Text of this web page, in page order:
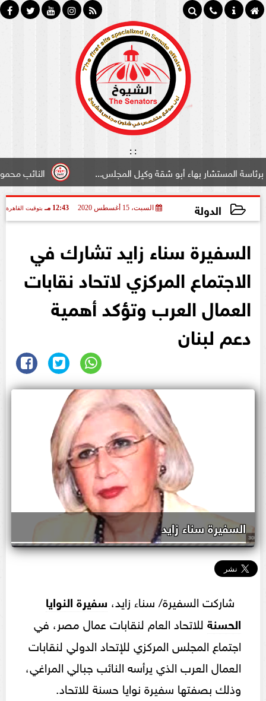
:
:
النائب محمود
بهاء أبو شقة وكيل المجلس...
الدولة السبت، 15 أغسطس 2020 12:43 مـ بتوقيت القاهرة
السفيرة سناء زايد تشارك في
الاجتماع المركزي لاتحاد نقابات
العمال العرب وتؤكد أهمية
دعم لبنان
السفيرة سناء زايد
شاركت السفيرة/ سناء زايد، سفيرة النوايا
الحسنة للاتحاد العام لنقابات عمال مصر، في
اجتماع المجلس المركزي للإتحاد الدولي لنقابات
العمال العرب الذي يرأسه النائب جبالي المراغي،
وذلك بصفتها سفيرة نوايا حسنة للاتحاد.